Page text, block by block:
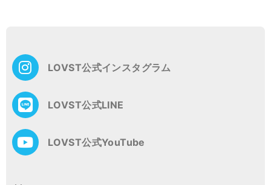
LOVST公式インスタグラム
LOVST公式LINE
LOVST公式YouTube